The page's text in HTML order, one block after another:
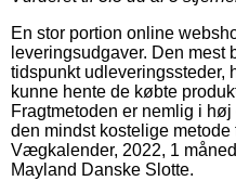
En stor portion online
leveringsudgaver. Den
tidspunkt udleveringssteder,
kunne hente de købte
Fragtmetoden er nemlig i
den mindst kostelige
Vægkalender, 2022, 1
Mayland Danske Slotte.